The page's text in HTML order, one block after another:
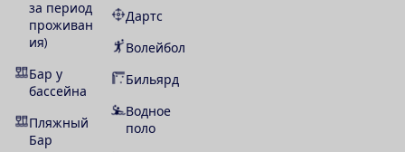
за период
проживан
ия)
Бар у
бассейна
Пляжный
Бар
Дартс
Волейбол
Бильярд
Водное
поло